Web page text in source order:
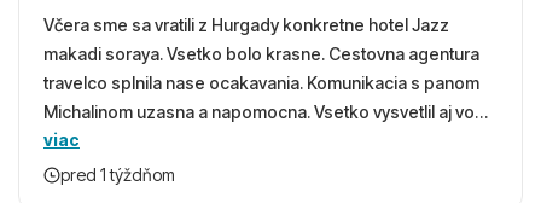
Včera sme sa vratili z Hurgady konkretne hotel Jazz
makadi soraya. Vsetko bolo krasne. Cestovna agentura
travelco splnila nase ocakavania. Komunikacia s panom
Michalinom uzasna a napomocna. Vsetko vysvetlil aj vo
vecernych hodinach zaco sa ospravedlnujem. Hotel
krasny, cisty. Sluzby top. Strava, prostredie, more,
viac
pred 1 týždňom